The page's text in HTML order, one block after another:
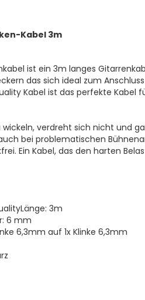
Kabel 3m
ist ein 3m langes
das sich ideal zum
Kabel ist das perfekte Kabel
wickeln, verdreht sich nicht und
bei problematischen
Ein Kabel, das den harten
3m
6 mm
6,3mm auf 1x Klinke 6,3mm